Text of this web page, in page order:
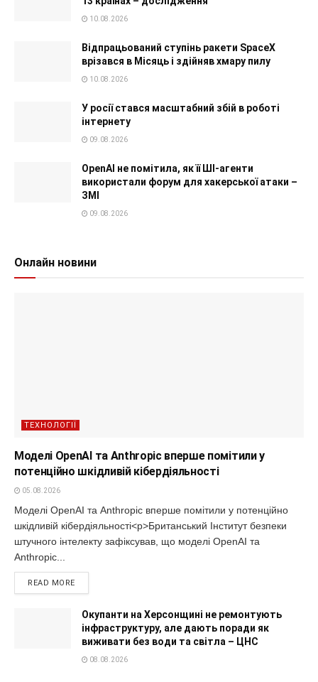
10.08.2026
Відпрацьований ступінь ракети SpaceX
врізався в Місяць і здійняв хмару пилу
10.08.2026
У росії стався масштабний збій в роботі
інтернету
09.08.2026
OpenAI не помітила, як її ШІ-агенти
використали форум для хакерської атаки –
ЗМІ
09.08.2026
Онлайн новини
ТЕХНОЛОГІЇ
Моделі OpenAI та Anthropic вперше помітили у
потенційно шкідливій кібердіяльності
05.08.2026
Моделі OpenAI та Anthropic вперше помітили у потенційно
шкідливій кібердіяльності<p>Британський Інститут безпеки
штучного інтелекту зафіксував, що моделі OpenAI та
Anthropic...
READ MORE
Окупанти на Херсонщині не ремонтують
інфраструктуру, але дають поради як
виживати без води та світла – ЦНС
08.08.2026